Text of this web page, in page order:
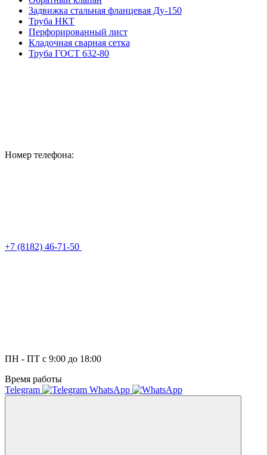
Задвижка стальная фланцевая Ду-150
Труба НКТ
Перфорированный лист
Кладочная сварная сетка
Труба ГОСТ 632-80
Номер телефона:
+7 (8182) 46-71-50
ПН - ПТ с 9:00 до 18:00
Время работы
Telegram
WhatsApp